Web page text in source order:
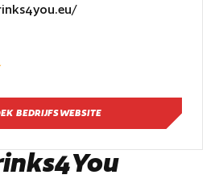
BEDRIJFSWEBSITE